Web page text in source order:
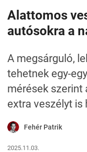
Alattomos
autósokra a
A megsárguló,
tehetnek egy-
mérések szerint
extra veszélyt is
Fehér Patrik
2025.11.03.